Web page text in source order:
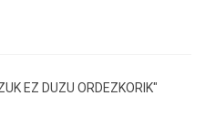
EZ DUZU ORDEZKORIK"